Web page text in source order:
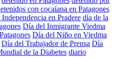
con cocaíana en Patagones
en Pradere día de la
Día del Inmigrante Viedma
Día del Niño en Viedma
Día del Trabajador de Prensa Día
de la Diabetes diario